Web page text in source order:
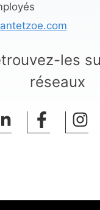
les
réseaux